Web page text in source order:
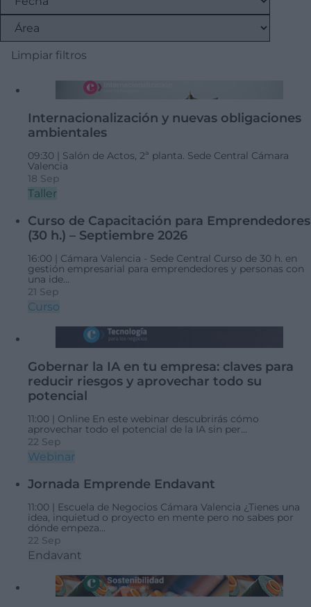
Limpiar filtros
Internacionalización y nuevas obligaciones
ambientales
09:30 |
Salón de Actos, 2ª planta. Sede Central Cámara
Valencia
18 Sep
Taller
Curso de Capacitación para Emprendedores
(30 h.) – Septiembre 2026
16:00 | Cámara Valencia - Sede Central Curso de 30 h. en
gestión empresarial para emprendedores y personas con
una ide...
21 Sep
Curso
Gobernar la IA en tu empresa: claves para
reducir riesgos y aprovechar todo su
potencial
11:00 | Online En este webinar descubrirás cómo
aprovechar todo el potencial de la IA sin per...
22 Sep
Webinar
Jornada Emprende Endavant
11:00 | Escuela de Negocios Cámara Valencia ¿Tienes una
idea, inquietud o proyecto en mente pero no sabes por
dónde empeza...
22 Sep
Endavant